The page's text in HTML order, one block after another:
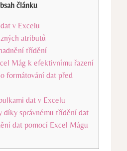
článku
v Excelu
atributů
třídění
Mág k efektivnímu řazení
formátování dat před
dat v Excelu
díky správnému třídění dat
dat pomocí Excel Mágu